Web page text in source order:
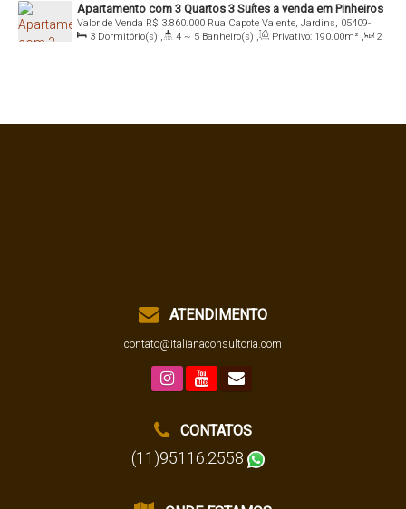
185.00m²
Apartamento com 3 Quartos 3 Suítes a venda em Pinheiros
- São Paulo
R$ 3.860.000
Valor de Venda
Rua Capote Valente, Jardins, 05409-
000, Pinheiros, São Paulo, São Paulo, Brasil
3 Dormitório(s) , 4 ~ 5 Banheiro(s) , Privativo: 190.00m² ,
2
ATENDIMENTO
contato@italianaconsultoria.com
CONTATOS
(11)95116.2558